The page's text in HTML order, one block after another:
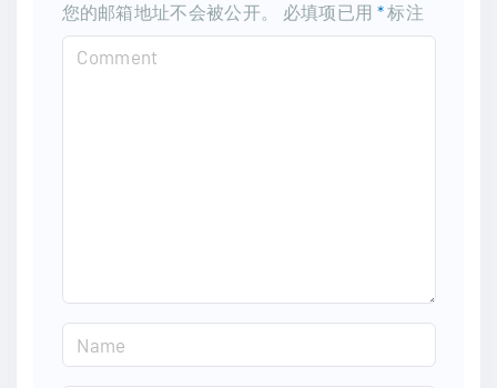
您的邮箱地址不会被公开。 必填项已用 *标注
a